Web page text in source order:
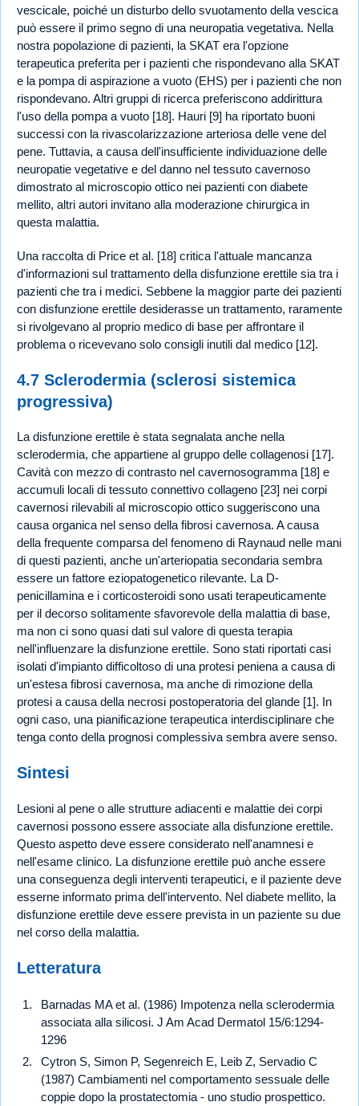
vescicale, poiché un disturbo dello svuotamento della vescica
può essere il primo segno di una neuropatia vegetativa. Nella
nostra popolazione di pazienti, la SKAT era l'opzione
terapeutica preferita per i pazienti che rispondevano alla SKAT
e la pompa di aspirazione a vuoto (EHS) per i pazienti che non
rispondevano. Altri gruppi di ricerca preferiscono addirittura
l'uso della pompa a vuoto [18]. Hauri [9] ha riportato buoni
successi con la rivascolarizzazione arteriosa delle vene del
pene. Tuttavia, a causa dell'insufficiente individuazione delle
neuropatie vegetative e del danno nel tessuto cavernoso
dimostrato al microscopio ottico nei pazienti con diabete
mellito, altri autori invitano alla moderazione chirurgica in
questa malattia.
Una raccolta di Price et al. [18] critica l'attuale mancanza
d'informazioni sul trattamento della disfunzione erettile sia tra i
pazienti che tra i medici. Sebbene la maggior parte dei pazienti
con disfunzione erettile desiderasse un trattamento, raramente
si rivolgevano al proprio medico di base per affrontare il
problema o ricevevano solo consigli inutili dal medico [12].
4.7 Sclerodermia (sclerosi sistemica
progressiva)
La disfunzione erettile è stata segnalata anche nella
sclerodermia, che appartiene al gruppo delle collagenosi [17].
Cavità con mezzo di contrasto nel cavernosogramma [18] e
accumuli locali di tessuto connettivo collageno [23] nei corpi
cavernosi rilevabili al microscopio ottico suggeriscono una
causa organica nel senso della fibrosi cavernosa. A causa
della frequente comparsa del fenomeno di Raynaud nelle mani
di questi pazienti, anche un'arteriopatia secondaria sembra
essere un fattore eziopatogenetico rilevante. La D-
penicillamina e i corticosteroidi sono usati terapeuticamente
per il decorso solitamente sfavorevole della malattia di base,
ma non ci sono quasi dati sul valore di questa terapia
nell'influenzare la disfunzione erettile. Sono stati riportati casi
isolati d'impianto difficoltoso di una protesi peniena a causa di
un'estesa fibrosi cavernosa, ma anche di rimozione della
protesi a causa della necrosi postoperatoria del glande [1]. In
ogni caso, una pianificazione terapeutica interdisciplinare che
tenga conto della prognosi complessiva sembra avere senso.
Sintesi
Lesioni al pene o alle strutture adiacenti e malattie dei corpi
cavernosi possono essere associate alla disfunzione erettile.
Questo aspetto deve essere considerato nell'anamnesi e
nell'esame clinico. La disfunzione erettile può anche essere
una conseguenza degli interventi terapeutici, e il paziente deve
esserne informato prima dell'intervento. Nel diabete mellito, la
disfunzione erettile deve essere prevista in un paziente su due
nel corso della malattia.
Letteratura
Barnadas MA et al. (1986) Impotenza nella sclerodermia
associata alla silicosi. J Am Acad Dermatol 15/6:1294-
1296
Cytron S, Simon P, Segenreich E, Leib Z, Servadio C
(1987) Cambiamenti nel comportamento sessuale delle
coppie dopo la prostatectomia - uno studio prospettico.